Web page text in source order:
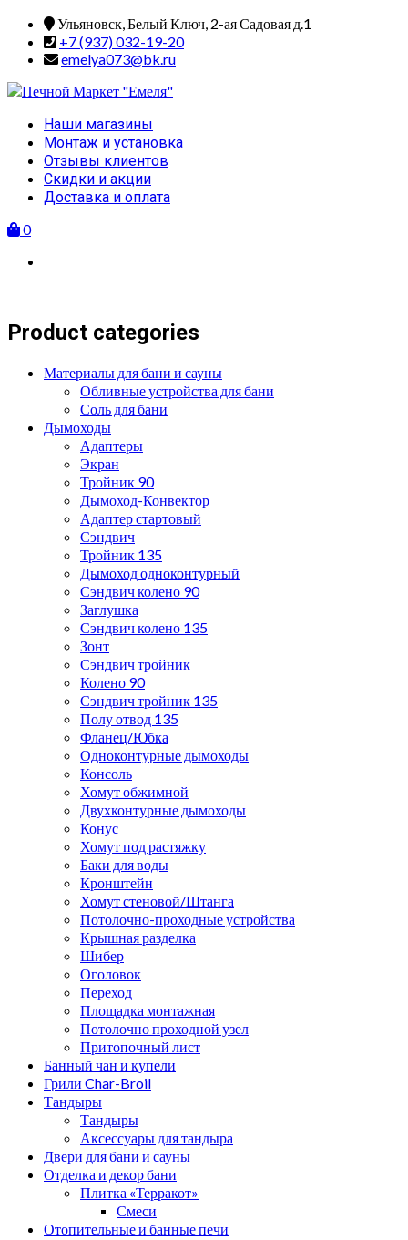
Skip
content
Ульяновск, Белый Ключ, 2-ая Садовая д.1
+7 (937) 032-19-20
emelya073@bk.ru
Primary
Menu
Наши магазины
Монтаж и установка
Отзывы клиентов
Скидки и акции
Доставка и оплата
0
Product categories
Материалы для бани и сауны
Обливные устройства для бани
Соль для бани
Дымоходы
Адаптеры
Экран
Тройник 90
Дымоход-Конвектор
Адаптер стартовый
Сэндвич
Тройник 135
Дымоход одноконтурный
Сэндвич колено 90
Заглушка
Сэндвич колено 135
Зонт
Сэндвич тройник
Колено 90
Сэндвич тройник 135
Полу отвод 135
Фланец/Юбка
Одноконтурные дымоходы
Консоль
Хомут обжимной
Двухконтурные дымоходы
Конус
Хомут под растяжку
Баки для воды
Кронштейн
Хомут стеновой/Штанга
Потолочно-проходные устройства
Крышная разделка
Шибер
Оголовок
Переход
Площадка монтажная
Потолочно проходной узел
Притопочный лист
Банный чан и купели
Грили Char-Broil
Тандыры
Тандыры
Аксессуары для тандыра
Двери для бани и сауны
Отделка и декор бани
Плитка «Терракот»
Смеси
Отопительные и банные печи